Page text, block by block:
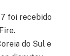
7 foi recebido
do Sul e